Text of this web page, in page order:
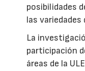
posibilidades
las variedades
La
participación
áreas de la